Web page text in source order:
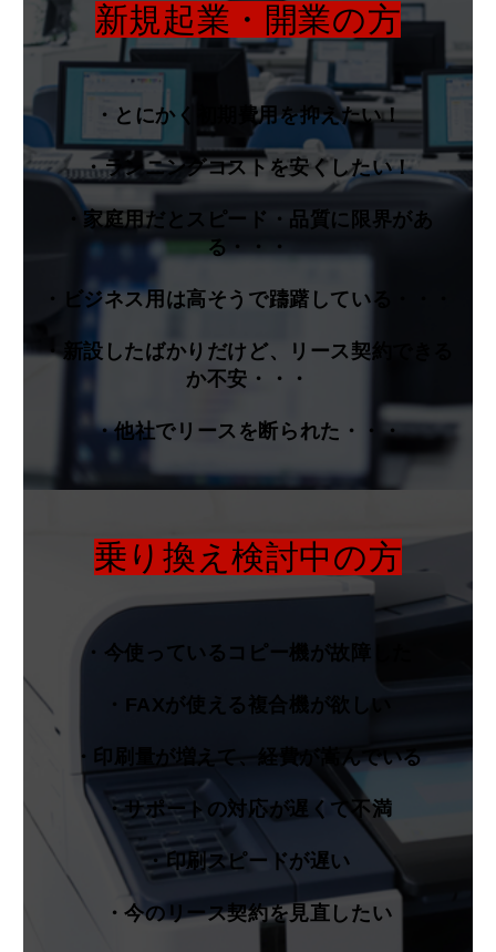
新規起業・開業の方
・とにかく初期費用を抑えたい！
・ランニングコストを安くしたい！
・家庭用だとスピード・品質に限界があ
る・・・
・ビジネス用は高そうで躊躇している・・・
・新設したばかりだけど、リース契約できる
か不安・・・
・他社でリースを断られた・・・
乗り換え検討中の方
・今使っているコピー機が故障した
・FAXが使える複合機が欲しい
・印刷量が増えて、経費が嵩んでいる
・サポートの対応が遅くて不満
・印刷スピードが遅い
・今のリース契約を見直したい